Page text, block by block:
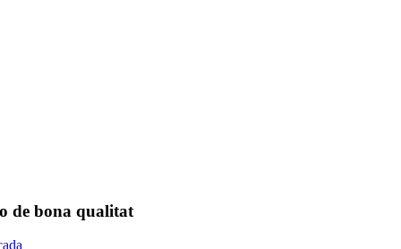
de bona qualitat